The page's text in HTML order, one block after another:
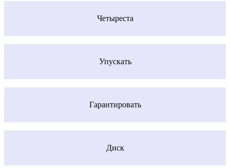
Четыреста
Упускать
Гарантировать
Диск